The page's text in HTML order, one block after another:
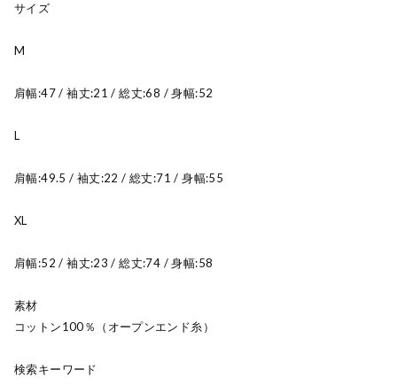
サイズ
M
肩幅:47 / 袖丈:21 / 総丈:68 / 身幅:52
L
肩幅:49.5 / 袖丈:22 / 総丈:71 / 身幅:55
XL
肩幅:52 / 袖丈:23 / 総丈:74 / 身幅:58
素材
コットン100％（オープンエンド糸）
検索キーワード